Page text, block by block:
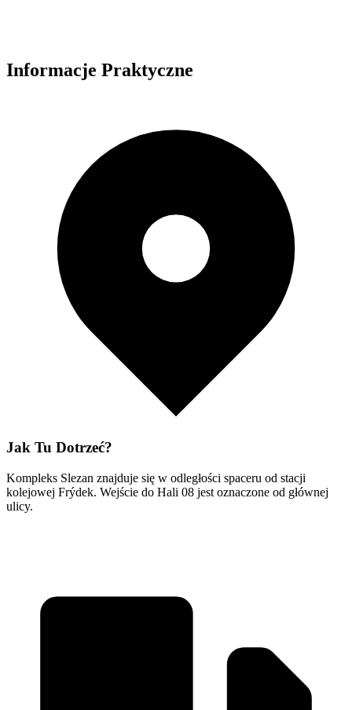
Informacje Praktyczne
Jak Tu Dotrzeć?
Kompleks Slezan znajduje się w odległości spaceru od stacji
kolejowej Frýdek. Wejście do Hali 08 jest oznaczone od głównej
ulicy.